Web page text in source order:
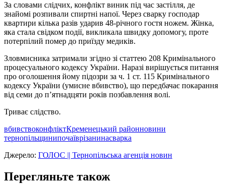
За словами слідчих, конфлікт виник під час застілля, де
знайомі розпивали спиртні напої. Через сварку господар
квартири кілька разів ударив 48-річного гостя ножем. Жінка,
яка стала свідком події, викликала швидку допомогу, проте
потерпілий помер до приїзду медиків.
Зловмисника затримали згідно зі статтею 208 Кримінального
процесуального кодексу України. Наразі вирішується питання
про оголошення йому підозри за ч. 1 ст. 115 Кримінального
кодексу України (умисне вбивство), що передбачає покарання
від семи до п’ятнадцяти років позбавлення волі.
Триває слідство.
вбивствоконфліктКременецький районновини
тернопільщинипочаїврізанинасварка
Джерело: ГОЛОС || Тернопільська агенція новин
Перегляньте також